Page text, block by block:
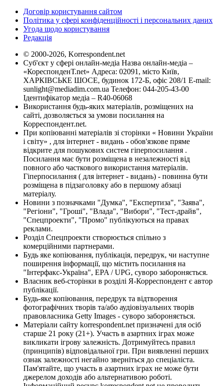
Договір користування сайтом
Політика у сфері конфіденційності і персональних даних
Угода щодо користування
Редакція
© 2000-2026, Korrespondent.net
Суб'єкт у сфері онлайн-медіа Назва онлайн-медіа –
«КореспонденТ.net» Адреса: 02091, місто Київ,
ХАРКІВСЬКЕ ШОСЕ, будинок 172-Б, офіс 208/1 E-mail:
sunlight@mediadim.com.ua Телефон: 044-205-43-00
Ідентифікатор медіа – R40-06068
Використання будь-яких матеріалів, розміщених на
сайті, дозволяється за умови посилання на
Корреспондент.net.
При копіюванні матеріалів зі сторінки « Новини України
і світу» , для інтернет - видань - обов'язкове пряме
відкрите для пошукових систем гіперпосилання .
Посилання має бути розміщена в незалежності від
повного або часткового використання матеріалів.
Гіперпосилання ( для інтернет - видань) - повинна бути
розміщена в підзаголовку або в першому абзаці
матеріалу.
Новини з позначками "Думка", "Експертиза", "Заява",
"Регіони", "Гроші", "Влада", "Вибори", "Тест-драйв",
"Спецпроекти", "Промо" публікуються на правах
реклами.
Розділ Спецпроекти створюється спільно з
комерційними партнерами.
Будь яке копіювання, публікація, передрук, чи наступне
поширення інформації, що містить посилання на
"Інтерфакс-Україна", EPA / UPG, суворо забороняється.
Власник веб-сторінки в розділі Я-Корреспондент є автор
публікації.
Будь-яке копіювання, передрук та відтворення
фотографічних творів та/або аудіовізуальних творів
правовласника Getty Images - суворо забороняється.
Матеріали сайту korrespondent.net призначені для осіб
старше 21 року (21+). Участь в азартних іграх може
викликати ігрову залежність. Дотримуйтесь правил
(принципів) відповідальної гри. При виявленні перших
ознак залежності негайно зверніться до спеціаліста.
Пам'ятайте, що участь в азартних іграх не може бути
джерелом доходів або альтернативою роботі.